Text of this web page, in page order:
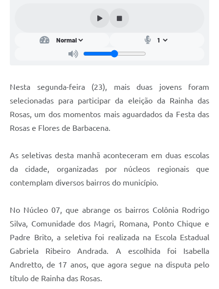
Plano Municipal de Saneamento Básico
Regularização de bairros
Telefones Úteis
SIC
Nesta segunda-feira (23), mais duas jovens foram
selecionadas para participar da eleição da Rainha das
Rosas, um dos momentos mais aguardados da Festa das
Rosas e Flores de Barbacena.
As seletivas desta manhã aconteceram em duas escolas
da cidade, organizadas por núcleos regionais que
contemplam diversos bairros do município.
No Núcleo 07, que abrange os bairros Colônia Rodrigo
Silva, Comunidade dos Magri, Romana, Ponto Chique e
Padre Brito, a seletiva foi realizada na Escola Estadual
Gabriela Ribeiro Andrada. A escolhida foi Isabella
Andretto, de 17 anos, que agora segue na disputa pelo
título de Rainha das Rosas.